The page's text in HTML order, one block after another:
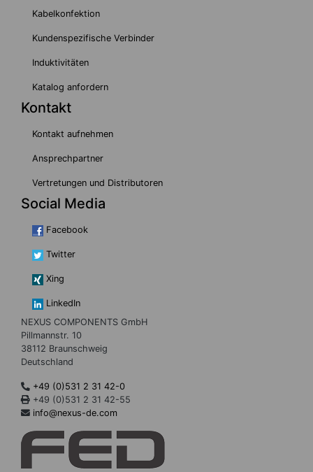
Kabelkonfektion
Kundenspezifische Verbinder
Induktivitäten
Katalog anfordern
Kontakt
Kontakt aufnehmen
Ansprechpartner
Vertretungen und Distributoren
Social Media
Facebook
Twitter
Xing
LinkedIn
NEXUS COMPONENTS GmbH
Pillmannstr. 10
38112 Braunschweig
Deutschland
+49 (0)531 2 31 42-0
+49 (0)531 2 31 42-55
info@nexus-de.com